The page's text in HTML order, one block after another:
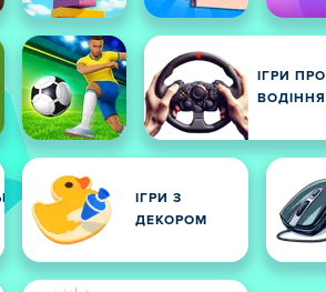
ІГРИ ПРО
ВОДІННЯ
ІГРИ З
ДЕКОРОМ